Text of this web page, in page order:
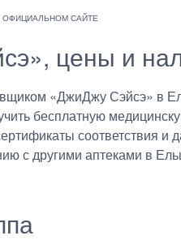
цены и
«ДжиДжу Сэйсэ» в
бесплатную
соответствия
с другими аптеками в